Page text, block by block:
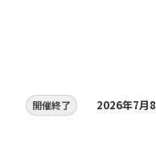
開催終了 2026年7月